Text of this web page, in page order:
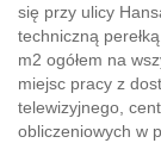
się przy ulicy
techniczną
m2 ogółem na
miejsc pracy z
telewizyjnego,
obliczeniowych w